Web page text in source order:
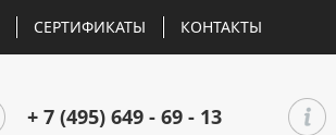
СЕРТИФИКАТЫ КОНТАКТЫ
+ 7 (495) 649 - 69 - 13